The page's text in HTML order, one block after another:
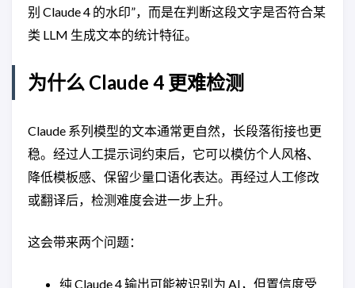
别 Claude 4 的水印”，而是在判断这段文字是否符合某
类 LLM 生成文本的统计特征。
为什么 Claude 4 更难检测
Claude 系列模型的文本通常更自然，长段落衔接也更
稳。经过人工提示词约束后，它可以模仿个人风格、
降低模板感、保留少量口语化表达。再经过人工修改
或翻译后，检测难度会进一步上升。
这会带来两个问题：
纯 Claude 4 输出可能被识别为 AI，但置信度受